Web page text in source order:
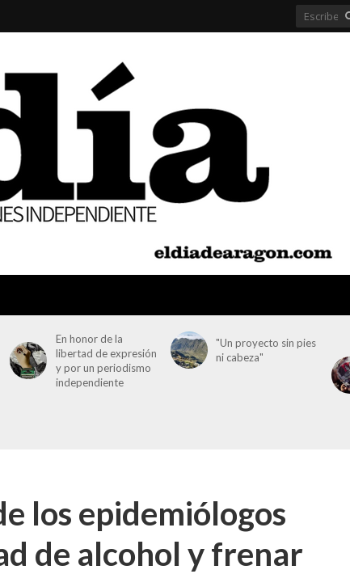
En honor de la
libertad de expresión
y por un periodismo
independiente
"Un proyecto sin pies
ni cabeza"
los epidemiólogos
de alcohol y frenar